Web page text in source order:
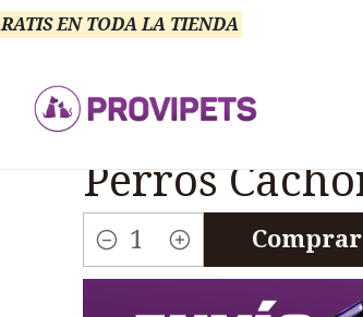
EN TODA LA TIENDA
Drontal Puppy Antiparasitario
Drontal
Perros
Cantidad